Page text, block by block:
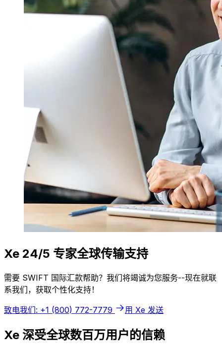
Xe 24/5 专家全球传输支持
需要 SWIFT 国际汇款帮助？我们将竭诚为您服务--现在就联
系我们，获取个性化支持！
致电我们: +1 (800) 772-7779 用 Xe 发送
Xe 深受全球数百万用户的信赖